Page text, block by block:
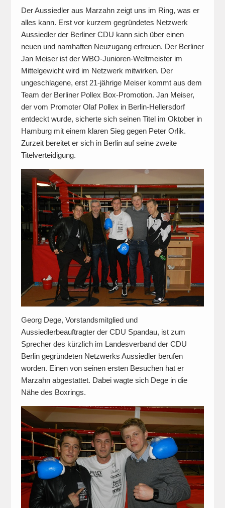
Der Aussiedler aus Marzahn zeigt uns im Ring, was er
alles kann. Erst vor kurzem gegründetes Netzwerk
Aussiedler der Berliner CDU kann sich über einen
neuen und namhaften Neuzugang erfreuen. Der Berliner
Jan Meiser ist der WBO-Junioren-Weltmeister im
Mittelgewicht wird im Netzwerk mitwirken. Der
ungeschlagene, erst 21-jährige Meiser kommt aus dem
Team der Berliner Pollex Box-Promotion. Jan Meiser,
der vom Promoter Olaf Pollex in Berlin-Hellersdorf
entdeckt wurde, sicherte sich seinen Titel im Oktober in
Hamburg mit einem klaren Sieg gegen Peter Orlik.
Zurzeit bereitet er sich in Berlin auf seine zweite
Titelverteidigung.
Georg Dege, Vorstandsmitglied und
Aussiedlerbeauftragter der CDU Spandau, ist zum
Sprecher des kürzlich im Landesverband der CDU
Berlin gegründeten Netzwerks Aussiedler berufen
worden. Einen von seinen ersten Besuchen hat er
Marzahn abgestattet. Dabei wagte sich Dege in die
Nähe des Boxrings.